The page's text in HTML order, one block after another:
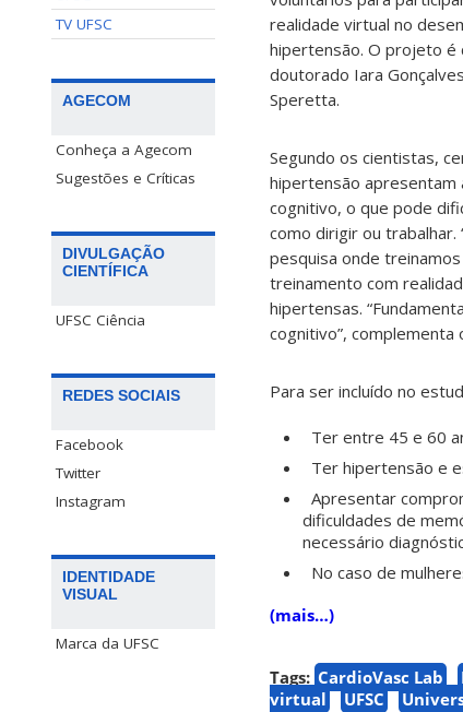
TV UFSC
AGECOM
Conheça a Agecom
Sugestões e Críticas
DIVULGAÇÃO
CIENTÍFICA
UFSC Ciência
REDES SOCIAIS
Facebook
Twitter
Instagram
IDENTIDADE
VISUAL
Marca da UFSC
realidade virtual no
hipertensão. O projeto é
doutorado Iara
Speretta.
Segundo os cientistas,
hipertensão
cognitivo, o que pode
como dirigir ou trabalhar.
pesquisa onde
treinamento com
hipertensas.
cognitivo”, complementa
Para ser incluído no
Ter entre 45 e 60
Ter hipertensão e
Apresentar
dificuldades de
necessário
No caso de
(mais…)
Tags: CardioVasc Lab
virtual
UFSC